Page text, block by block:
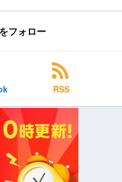
フォロー
RSS